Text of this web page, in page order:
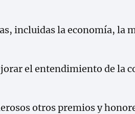
incluidas la economía, la
el entendimiento de la
otros premios y